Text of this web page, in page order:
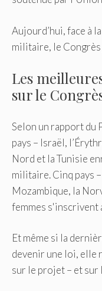
Aujourd’hui, face à
militaire, le
Les
sur le
Selon un rapport du
pays – Israël,
Nord et la Tunisie
militaire. Cinq pays
Mozambique, la
femmes s'inscrivent
Et même si la
devenir une loi, elle
sur le projet – et sur